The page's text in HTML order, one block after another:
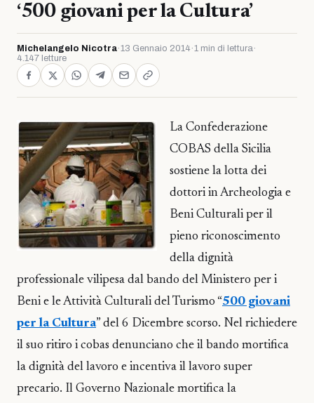
‘500 giovani per la Cultura’
Michelangelo Nicotra·13 Gennaio 2014 ·1 min di lettura·
4.147 letture
La Confederazione
COBAS della Sicilia
sostiene la lotta dei
dottori in Archeologia e
Beni Culturali per il
pieno riconoscimento
della dignità
professionale vilipesa dal bando del Ministero per i
Beni e le Attività Culturali del Turismo “500 giovani
per la Cultura” del 6 Dicembre scorso. Nel richiedere
il suo ritiro i cobas denunciano che il bando mortifica
la dignità del lavoro e incentiva il lavoro super
precario. Il Governo Nazionale mortifica la